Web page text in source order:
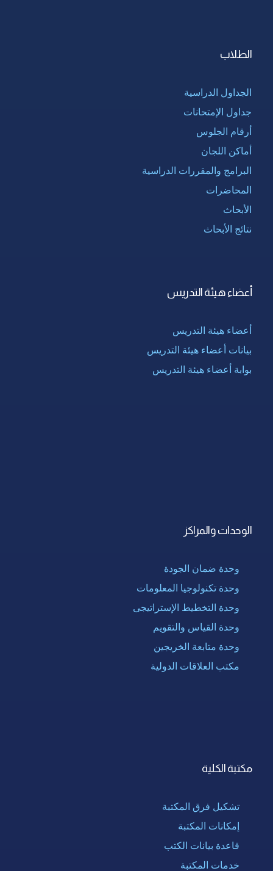
الطلاب
الجداول الدراسية
جداول الإمتحانات
أرقام الجلوس
أماكن اللجان
البرامج والمقررات الدراسية
المحاضرات
الأبحاث
نتائج الأبحاث
أعضاء هيئة التدريس
أعضاء هيئة التدريس
بيانات أعضاء هيئة التدريس
بوابة أعضاء هيئة التدريس
الوحدات والمراكز
وحدة ضمان الجودة
وحدة تكنولوجيا المعلومات
وحدة التخطيط الإستراتيجى
وحدة القياس والتقويم
وحدة متابعة الخريجين
مكتب العلاقات الدولية
مكتبة الكلية
تشكيل فرق المكتبة
إمكانات المكتبة
قاعدة بيانات الكتب
خدمات المكتبة